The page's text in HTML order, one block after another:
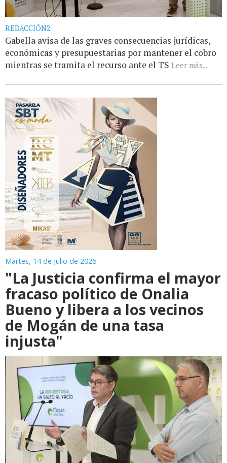
REDACCIÓN2
Gabella avisa de las graves consecuencias jurídicas,
económicas y presupuestarias por mantener el cobro
mientras se tramita el recurso ante el TS Leer más...
Martes, 14 de Julio de 2026
"La Justicia confirma el mayor
fracaso político de Onalia
Bueno y libera a los vecinos
de Mogán de una tasa
injusta"